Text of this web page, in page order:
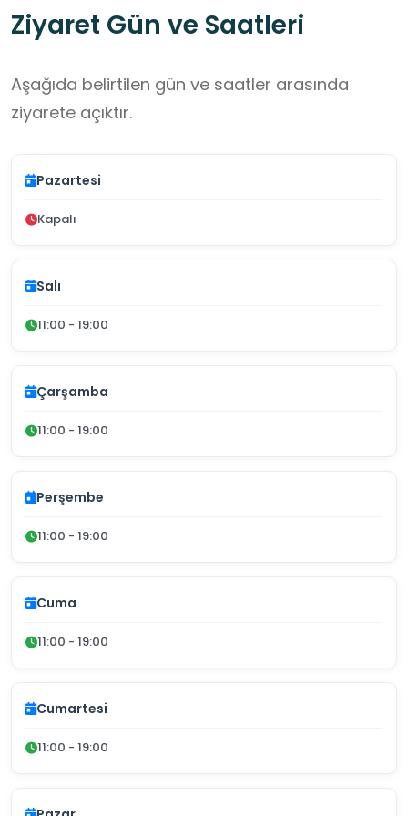
Ziyaret Gün ve Saatleri
Aşağıda belirtilen gün ve saatler arasında
ziyarete açıktır.
Pazartesi
Kapalı
Salı
11:00 - 19:00
Çarşamba
11:00 - 19:00
Perşembe
11:00 - 19:00
Cuma
11:00 - 19:00
Cumartesi
11:00 - 19:00